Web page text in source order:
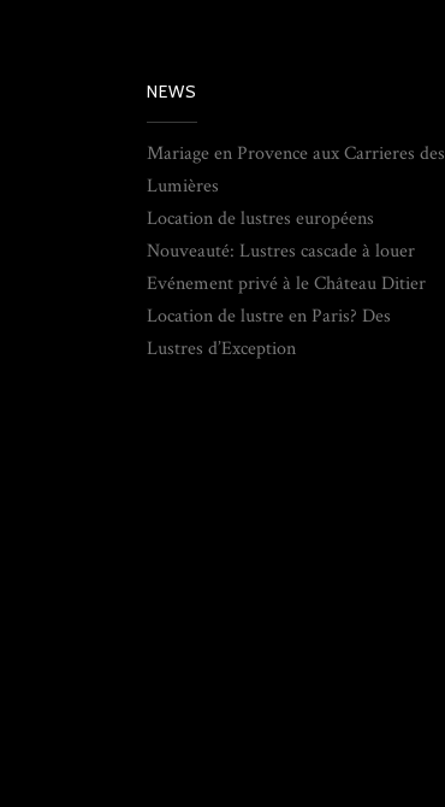
NEWS
Mariage en Provence aux Carrieres des
Lumières
Location de lustres européens
Nouveauté: Lustres cascade à louer
Evénement privé à le Château Ditier
Location de lustre en Paris? Des
Lustres d’Exception